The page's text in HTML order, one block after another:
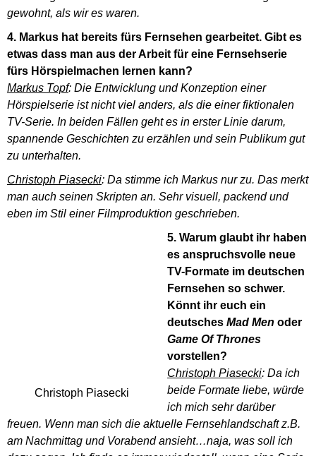
gewohnt, als wir es waren.
4. Markus hat bereits fürs Fernsehen gearbeitet. Gibt es
etwas dass man aus der Arbeit für eine Fernsehserie
fürs Hörspielmachen lernen kann?
Markus Topf: Die Entwicklung und Konzeption einer
Hörspielserie ist nicht viel anders, als die einer fiktionalen
TV-Serie. In beiden Fällen geht es in erster Linie darum,
spannende Geschichten zu erzählen und sein Publikum gut
zu unterhalten.
Christoph Piasecki: Da stimme ich Markus nur zu. Das merkt
man auch seinen Skripten an. Sehr visuell, packend und
eben im Stil einer Filmproduktion geschrieben.
Christoph Piasecki
5. Warum glaubt ihr haben
es anspruchsvolle neue
TV-Formate im deutschen
Fernsehen so schwer.
Könnt ihr euch ein
deutsches Mad Men oder
Game Of Thrones
vorstellen?
Christoph Piasecki: Da ich
beide Formate liebe, würde
ich mich sehr darüber
freuen. Wenn man sich die aktuelle Fernsehlandschaft z.B.
am Nachmittag und Vorabend ansieht…naja, was soll ich